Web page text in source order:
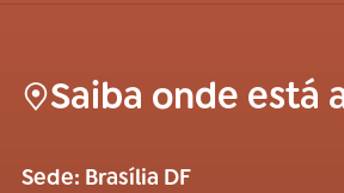
Saiba onde está
Sede: Brasília DF